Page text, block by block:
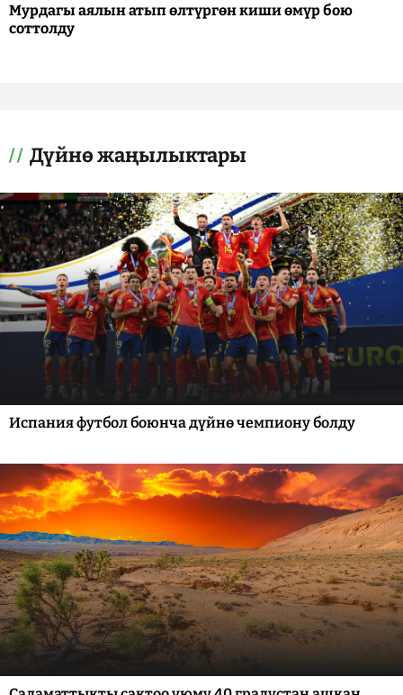
Мурдагы аялын атып өлтүргөн киши өмүр бою
соттолду
Дүйнө жаңылыктары
Испания футбол боюнча дүйнө чемпиону болду